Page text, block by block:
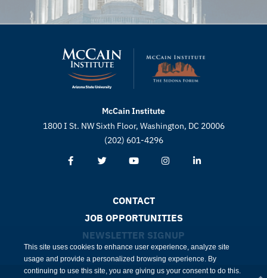
McCain Institute
1800 I St. NW Sixth Floor, Washington, DC 20006
(202) 601-4296
CONTACT
JOB OPPORTUNITIES
NEWSLETTER SIGNUP
This site uses cookies to enhance user experience, analyze site
usage and provide a personalized browsing experience. By
continuing to use this site, you are giving us your consent to do this.